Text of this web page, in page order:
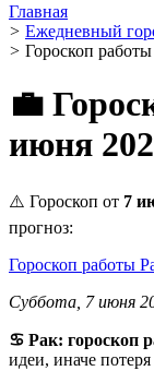
Главная
> Ежедневный
> Гороскоп
💼
июня
⚠️ Гороскоп от 7
прогноз:
Гороскоп работы
Суббота, 7 июня
♋️ Рак: гороскоп
идеи, иначе